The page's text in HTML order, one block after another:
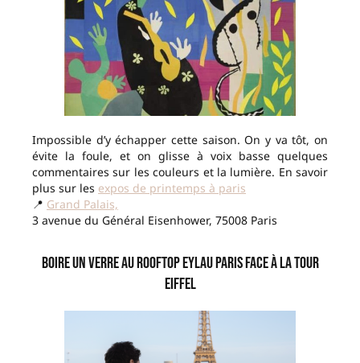
Impossible d’y échapper cette saison. On y va tôt, on
évite la foule, et on glisse à voix basse quelques
commentaires sur les couleurs et la lumière. En savoir
plus sur les expos de printemps à paris
📍 Grand Palais,
3 avenue du Général Eisenhower, 75008 Paris
Boire un verre au rooftop Eylau Paris face à la Tour
Eiffel